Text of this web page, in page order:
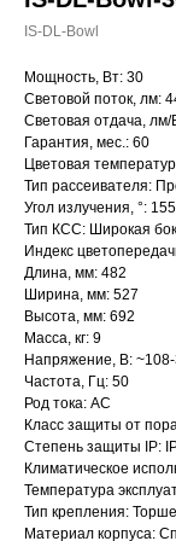
IS-DL-Bowl
Мощность, Вт: 30
Световой поток, лм:
Световая отдача, лм/
Гарантия, мес.: 60
Цветовая
Тип рассеивателя:
Угол излучения, °:
Тип КСС: Широкая
Индекс
Длина, мм: 482
Ширина, мм: 527
Высота, мм: 692
Масса, кг: 9
Напряжение, В:
Частота, Гц: 50
Род тока: AC
Класс защиты от
Степень защиты IP:
Климатическое
Температура
Тип крепления:
Материал корпуса: